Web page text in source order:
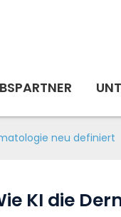
neu definiert
KI die